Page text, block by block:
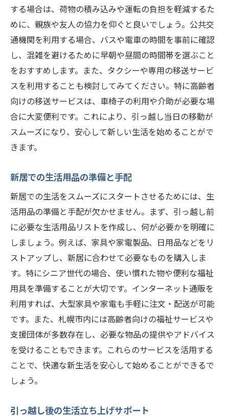
する場合は、荷物の積み込みや運転の負担を軽減するた
めに、親族や友人の協力を仰ぐと良いでしょう。公共交
通機関を利用する場合、バスや電車の時間を事前に確認
し、混雑を避けるために早朝や昼間の時間帯を選ぶこと
をおすすめします。また、タクシーや専用の移送サービ
スを利用することも検討してみてください。特に高齢者
向けの移送サービスは、車椅子の利用や介助が必要な場
合に大変便利です。これにより、引っ越し当日の移動が
スムーズになり、安心して新しい生活を始めることがで
きます。
新居での生活用品の準備と手配
新居での生活をスムーズにスタートさせるためには、生
活用品の準備と手配が欠かせません。まず、引っ越し前
に必要な生活用品リストを作成し、何が必要かを明確に
しましょう。例えば、家具や家電製品、日用品などをリ
ストアップし、新居に合わせて必要なものを購入しま
す。特にシニア世代の場合、使い慣れた物や便利な福祉
用具を準備することが大切です。インターネット通販を
利用すれば、大型家具や家電も手軽に注文・配送が可能
です。また、札幌市内には高齢者向けの福祉サービスや
支援団体が多数存在し、必要な物品の提供やアドバイス
を受けることもできます。これらのサービスを活用する
ことで、快適な新生活を安心して始めることができるで
しょう。
引っ越し後の生活立ち上げサポート